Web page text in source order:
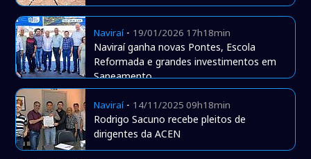
Naviraí- 19/01/2026 17h18min
Naviraí ganha novas Pontes, Escola
Reformada e grandes investimentos em
Saneamento
Naviraí- 14/11/2025 09h18min
Rodrigo Sacuno recebe pleitos de
dirigentes da ACEN